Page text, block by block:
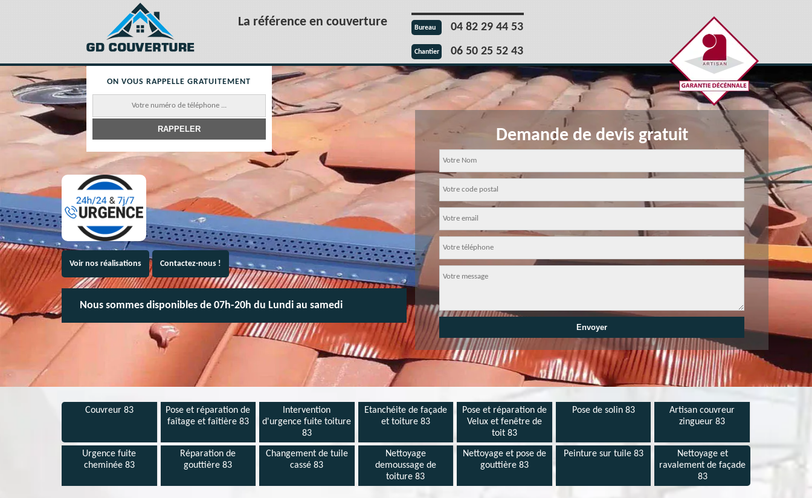
La référence en couverture Bureau 04 82 29 44 53
Chantier 06 50 25 52 43
Voir nos réalisations Contactez-nous !
Nous sommes disponibles de 07h-20h du Lundi au samedi
Demande de devis gratuit
ON VOUS RAPPELLE GRATUITEMENT
Couvreur 83
Pose et réparation de
faîtage et faîtière 83
Intervention
d'urgence fuite toiture
83
Etanchéite de façade
et toiture 83
Pose et réparation de
Velux et fenêtre de
toit 83
Pose de solin 83
Artisan couvreur
zingueur 83
Urgence fuite
cheminée 83
Réparation de
gouttière 83
Changement de tuile
cassé 83
Nettoyage
demoussage de
toiture 83
Nettoyage et pose de
gouttière 83
Peinture sur tuile 83
Nettoyage et
ravalement de façade
83